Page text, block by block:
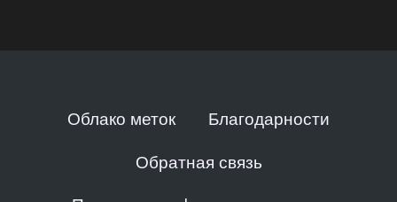
Облако меток Благодарности
Обратная связь